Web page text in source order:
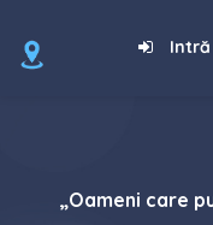
„Oameni care